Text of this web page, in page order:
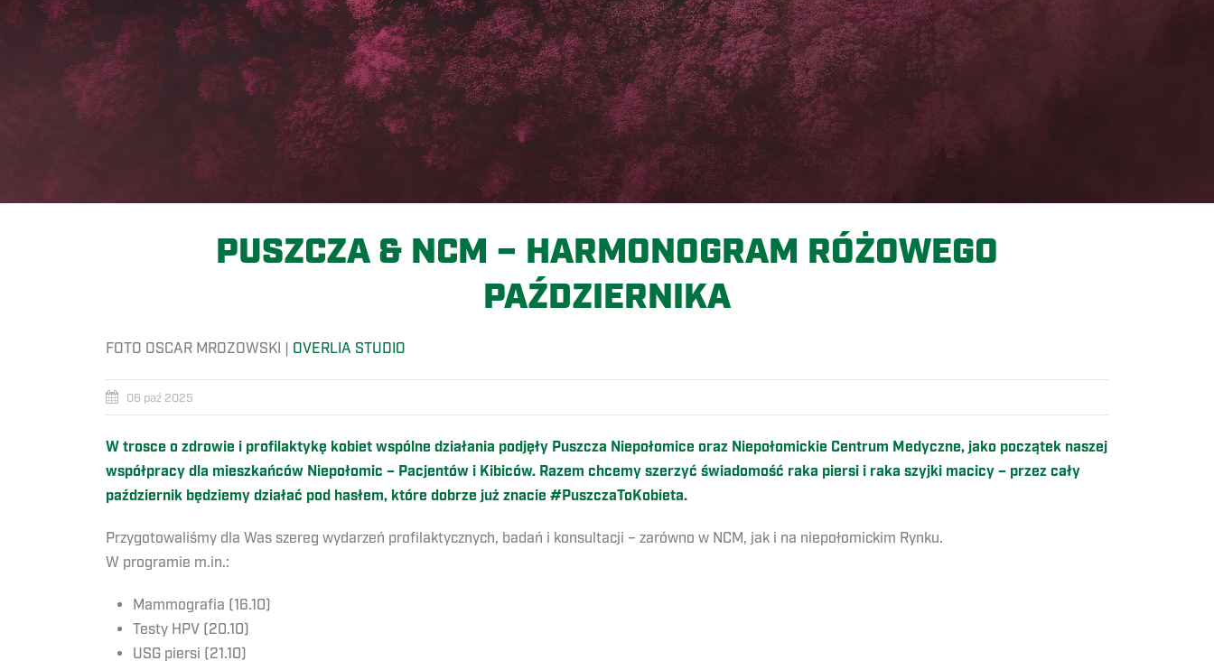
PUSZCZA & NCM – HARMONOGRAM RÓŻOWEGO
PAŹDZIERNIKA
FOTO OSCAR MROZOWSKI | OVERLIA STUDIO
06 paź 2025
W trosce o zdrowie i profilaktykę kobiet wspólne działania podjęły Puszcza Niepołomice oraz Niepołomickie Centrum Medyczne, jako początek naszej
współpracy dla mieszkańców Niepołomic – Pacjentów i Kibiców. Razem chcemy szerzyć świadomość raka piersi i raka szyjki macicy – przez cały
październik będziemy działać pod hasłem, które dobrze już znacie #PuszczaToKobieta.
Przygotowaliśmy dla Was szereg wydarzeń profilaktycznych, badań i konsultacji – zarówno w NCM, jak i na niepołomickim Rynku.
W programie m.in.:
Mammografia (16.10)
Testy HPV (20.10)
USG piersi (21.10)